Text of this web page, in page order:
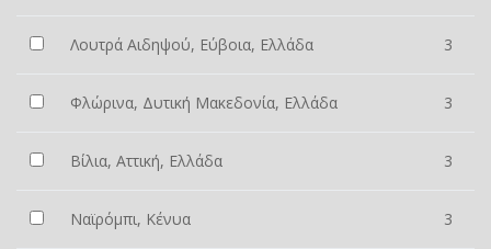
Λουτρά Αιδηψού, Εύβοια, Ελλάδα 3
Φλώρινα, Δυτική Μακεδονία, Ελλάδα 3
Βίλια, Αττική, Ελλάδα 3
Ναϊρόμπι, Κένυα 3